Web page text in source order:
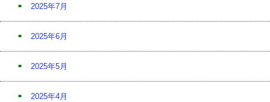
2025年7月
2025年6月
2025年5月
2025年4月